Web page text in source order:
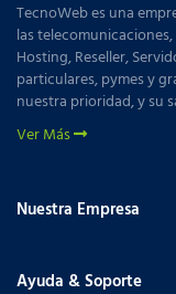
TecnoWeb es una
las
Hosting, Reseller,
particulares, pymes y
nuestra prioridad, y su
Ver Más
Nuestra Empresa
Ayuda & Soporte